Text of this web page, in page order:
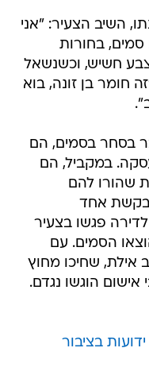
השיב הצעיר: "אני
סמים, בחורות
חשיש, וכשנשאל
חומר בן זונה, בוא
בסחר בסמים, הם
במקביל, הם
שהורו להם
אחד
פגשו בצעיר
הסמים. עם
אילת, שחיכו מחוץ
הוגשו נגדם.
בציבור